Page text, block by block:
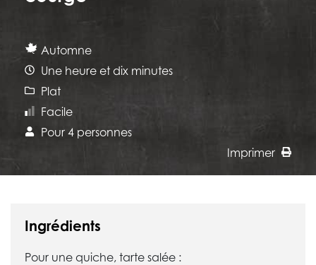
Automne
Une heure et dix minutes
Plat
Facile
Pour 4 personnes
Imprimer
Ingrédients
Pour une quiche, tarte salée :